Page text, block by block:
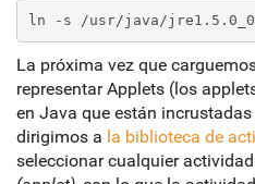
ln -s /usr/java/
La próxima vez que
representar Applets (los
en Java que están
dirigimos a la biblioteca de
seleccionar cualquier